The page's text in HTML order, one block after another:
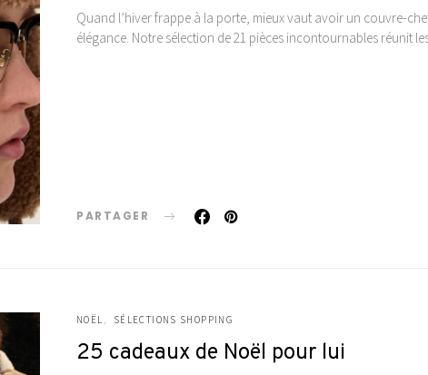
Quand l’hiver frappe à la porte, mieux vaut avoir un couvre-
élégance. Notre sélection de 21 pièces incontournables réunit
PARTAGER
NOËL SÉLECTIONS SHOPPING
25 cadeaux de Noël pour lui